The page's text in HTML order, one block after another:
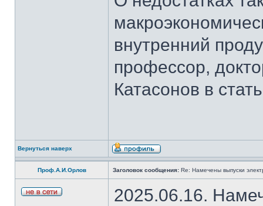
внутренний
профессор,
Катасонов в
Вернуться наверх
Проф.А.И.Орлов Заголовок сообщения: Re: Намечены выпуски
2025.06.16.